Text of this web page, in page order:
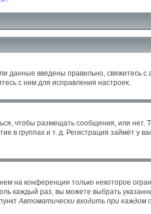
данные введены правильно, свяжитесь
с ним для исправления настроек.
чтобы размещать сообщения, или
группах и т. д. Регистрация займёт у
на конференции только некоторое
каждый раз, вы можете выбрать
Автоматически входить при каждом